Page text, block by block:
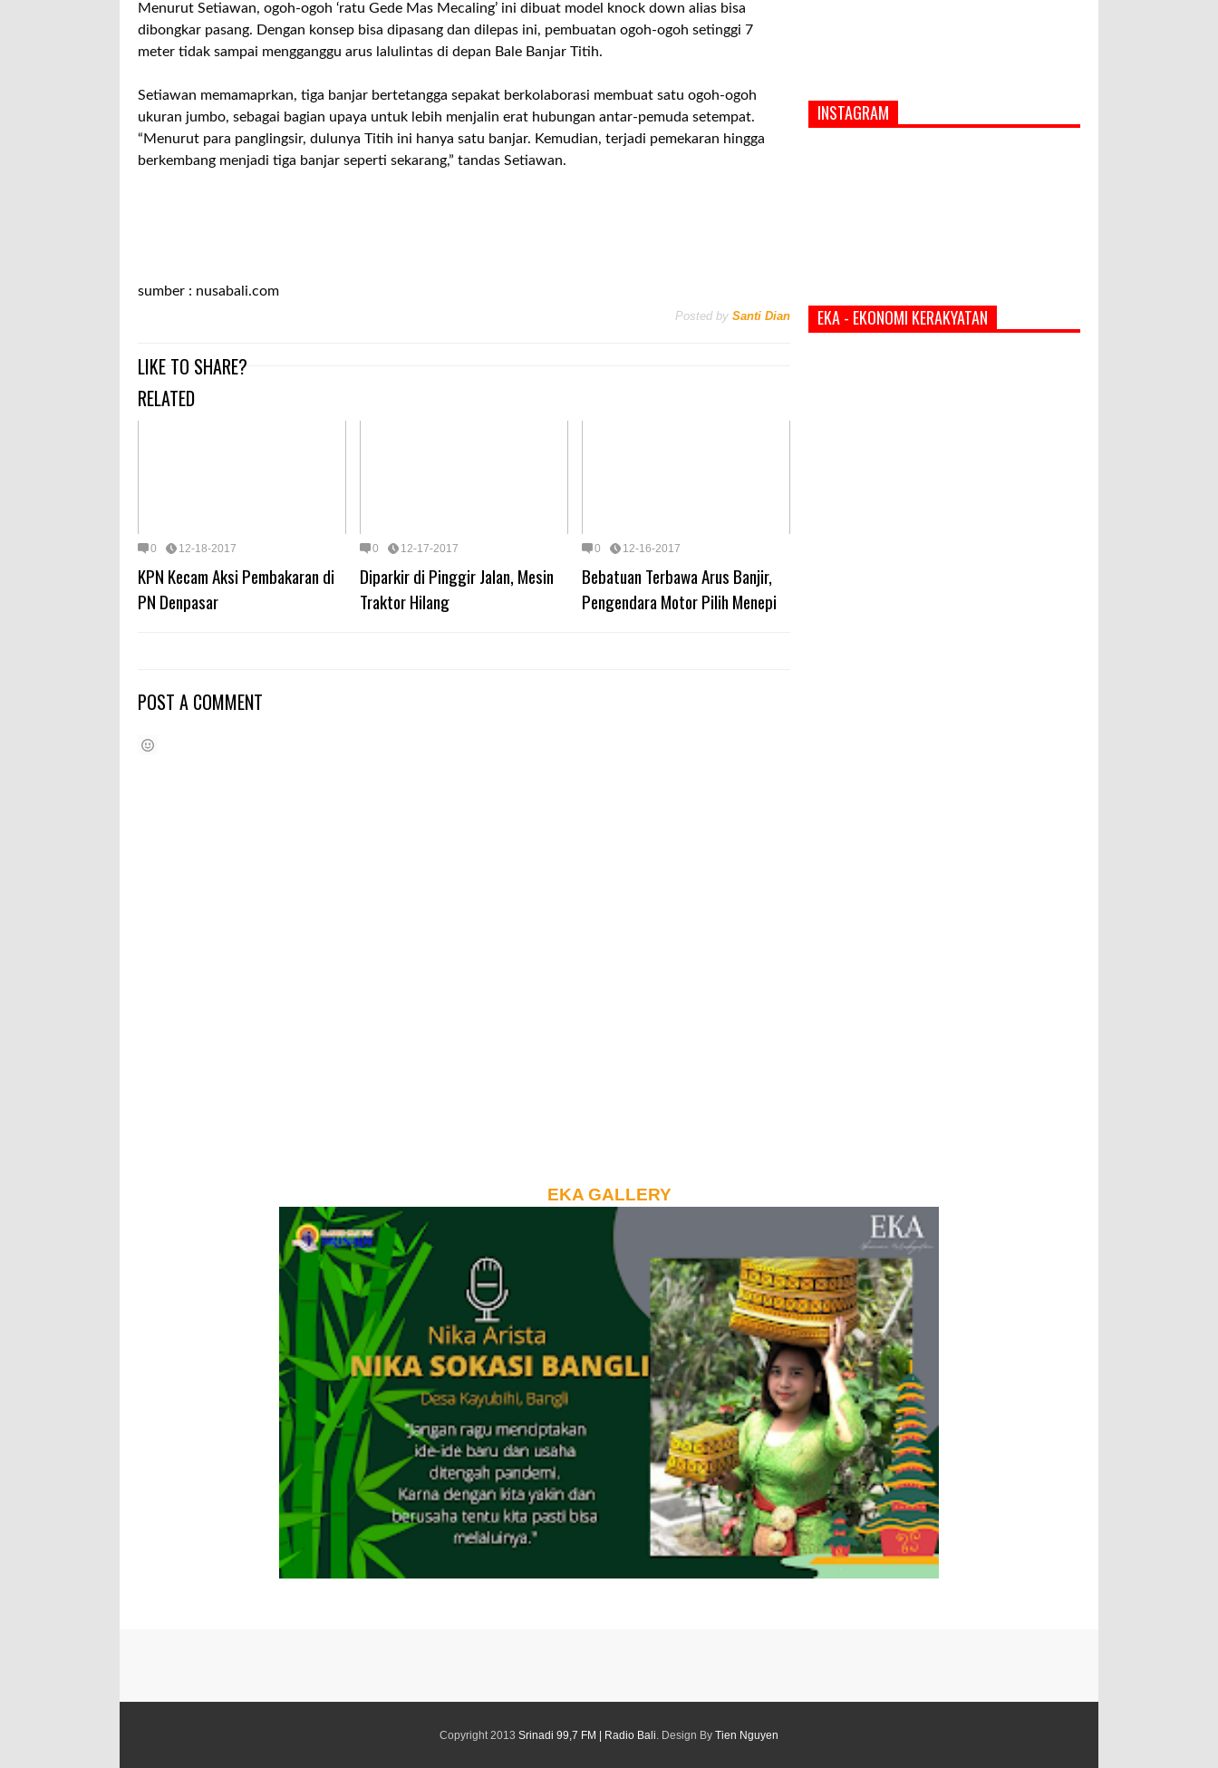
Menurut Setiawan, ogoh-ogoh ‘ratu Gede Mas Mecaling’ ini dibuat model knock down alias bisa
dibongkar pasang. Dengan konsep bisa dipasang dan dilepas ini, pembuatan ogoh-ogoh setinggi 7
meter tidak sampai mengganggu arus lalulintas di depan Bale Banjar Titih.
Setiawan memamaprkan, tiga banjar bertetangga sepakat berkolaborasi membuat satu ogoh-ogoh
ukuran jumbo, sebagai bagian upaya untuk lebih menjalin erat hubungan antar-pemuda setempat.
“Menurut para panglingsir, dulunya Titih ini hanya satu banjar. Kemudian, terjadi pemekaran hingga
berkembang menjadi tiga banjar seperti sekarang,” tandas Setiawan.
sumber : nusabali.com
Posted by Santi Dian
LIKE TO SHARE?
RELATED
0 12-18-2017
KPN Kecam Aksi Pembakaran di
PN Denpasar
0 12-17-2017
Diparkir di Pinggir Jalan, Mesin
Traktor Hilang
0 12-16-2017
Bebatuan Terbawa Arus Banjir,
Pengendara Motor Pilih Menepi
POST A COMMENT
INSTAGRAM
EKA - EKONOMI KERAKYATAN
EKA GALLERY
Copyright 2013 Srinadi 99,7 FM | Radio Bali . Design By Tien Nguyen